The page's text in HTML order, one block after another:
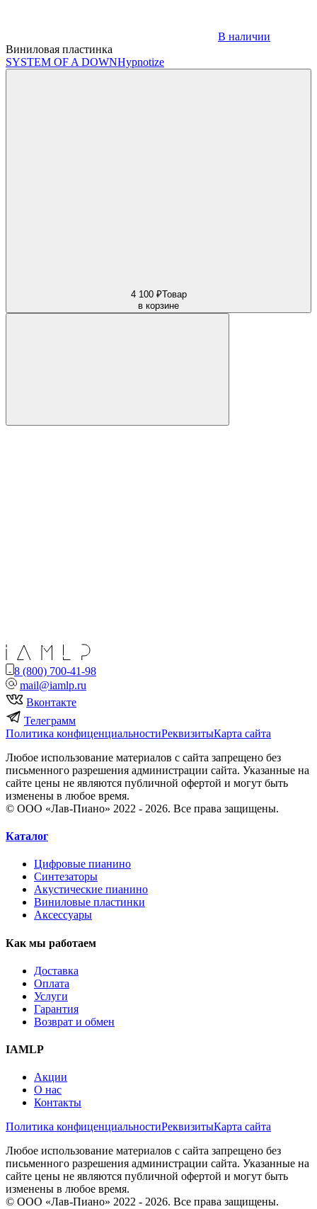
В наличии
Виниловая пластинка
SYSTEM OF A DOWNHypnotize
4 100 ₽Товар
в корзине
8 (800) 700-41-98
mail@iamlp.ru
Вконтакте
Телеграмм
Политика конфиценциальностиРеквизитыКарта сайта
Любое использование материалов с сайта запрещено без
письменного разрешения администрации сайта. Указанные на
сайте цены не являются публичной офертой и могут быть
изменены в любое время.
© ООО «Лав-Пиано» 2022 - 2026. Все права защищены.
Каталог
Цифровые пианино
Синтезаторы
Акустические пианино
Виниловые пластинки
Аксессуары
Как мы работаем
Доставка
Оплата
Услуги
Гарантия
Возврат и обмен
IAMLP
Акции
О нас
Контакты
Политика конфиценциальностиРеквизитыКарта сайта
Любое использование материалов с сайта запрещено без
письменного разрешения администрации сайта. Указанные на
сайте цены не являются публичной офертой и могут быть
изменены в любое время.
© ООО «Лав-Пиано» 2022 - 2026. Все права защищены.